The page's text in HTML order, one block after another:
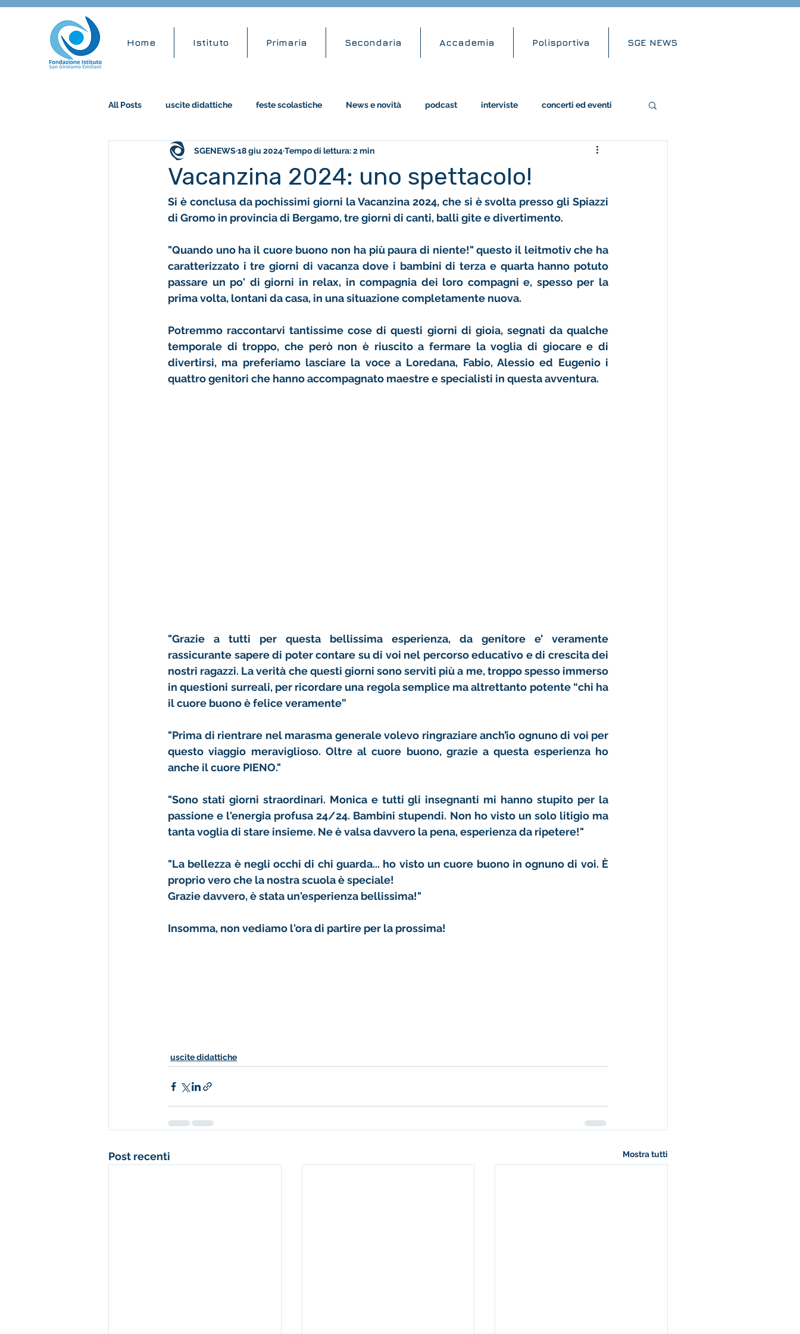
Home Istituto Primaria Secondaria Accademia Polisportiva SGE NEWS
All Posts uscite didattiche feste scolastiche News e novità podcast interviste concerti ed eventi
accademia musicale stem attività didattiche
Vacanzina 2024: uno spettacolo!
SGENEWS18 giu 2024Tempo di lettura: 2 min
Si è conclusa da pochissimi giorni la Vacanzina 2024, che si è svolta presso gli Spiazzi
di Gromo in provincia di Bergamo, tre giorni di canti, balli gite e divertimento.
"Quando uno ha il cuore buono non ha più paura di niente!" questo il leitmotiv che ha
caratterizzato i tre giorni di vacanza dove i bambini di terza e quarta hanno potuto
passare un po' di giorni in relax, in compagnia dei loro compagni e, spesso per la
prima volta, lontani da casa, in una situazione completamente nuova.
Potremmo raccontarvi tantissime cose di questi giorni di gioia, segnati da qualche
temporale di troppo, che però non è riuscito a fermare la voglia di giocare e di
divertirsi, ma preferiamo lasciare la voce a Loredana, Fabio, Alessio ed Eugenio i
quattro genitori che hanno accompagnato maestre e specialisti in questa avventura.
"Grazie a tutti per questa bellissima esperienza, da genitore e’ veramente
rassicurante sapere di poter contare su di voi nel percorso educativo e di crescita dei
nostri ragazzi. La verità che questi giorni sono serviti più a me, troppo spesso immerso
in questioni surreali, per ricordare una regola semplice ma altrettanto potente “chi ha
il cuore buono è felice veramente”
"Prima di rientrare nel marasma generale volevo ringraziare anch’io ognuno di voi per
questo viaggio meraviglioso. Oltre al cuore buono, grazie a questa esperienza ho
anche il cuore PIENO."
"Sono stati giorni straordinari. Monica e tutti gli insegnanti mi hanno stupito per la
passione e l'energia profusa 24/24. Bambini stupendi. Non ho visto un solo litigio ma
tanta voglia di stare insieme. Ne è valsa davvero la pena, esperienza da ripetere!"
"La bellezza è negli occhi di chi guarda... ho visto un cuore buono in ognuno di voi. È
proprio vero che la nostra scuola è speciale!
Grazie davvero, è stata un'esperienza bellissima!"
Insomma, non vediamo l'ora di partire per la prossima!
uscite didattiche
Post recenti Mostra tutti